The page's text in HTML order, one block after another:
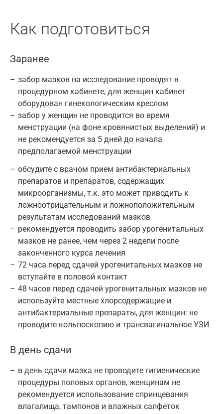
Как подготовиться
Заранее
забор мазков на исследование проводят в
процедурном кабинете, для женщин кабинет
оборудован гинекологическим креслом
забор у женщин не проводится во время
менструации (на фоне кровянистых выделений) и
не рекомендуется за 5 дней до начала
предполагаемой менструации
обсудите с врачом прием антибактериальных
препаратов и препаратов, содержащих
микроорганизмы, т.к. это может приводить к
ложноотрицательным и ложноположительным
результатам исследований мазков
рекомендуется проводить забор урогенитальных
мазков не ранее, чем через 2 недели после
законченного курса лечения
72 часа перед сдачей урогенитальных мазков не
вступайте в половой контакт
48 часов перед сдачей урогенитальных мазков не
используйте местные хлорсодержащие и
антибактериальные препараты, для женщин: не
проводите кольпоскопию и трансвагинальное УЗИ
В день сдачи
в день сдачи мазка не проводите гигиенические
процедуры половых органов, женщинам не
рекомендуется использование спринцевания
влагалища, тампонов и влажных салфеток